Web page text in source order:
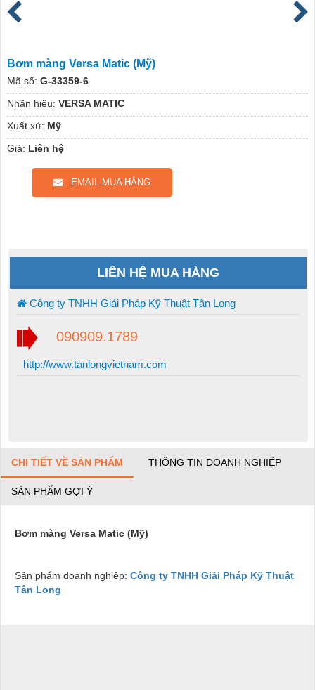
Bơm màng Versa Matic (Mỹ)
Mã số: G-33359-6
Nhãn hiệu: VERSA MATIC
Xuất xứ: Mỹ
Giá: Liên hệ
EMAIL MUA HÀNG
LIÊN HỆ MUA HÀNG
Công ty TNHH Giải Pháp Kỹ Thuật Tân Long
090909.1789
http://www.tanlongvietnam.com
CHI TIẾT VỀ SẢN PHẨM THÔNG TIN DOANH NGHIỆP
SẢN PHẨM GỢI Ý
Bơm màng Versa Matic (Mỹ)
Sản phẩm doanh nghiệp: Công ty TNHH Giải Pháp Kỹ Thuật
Tân Long